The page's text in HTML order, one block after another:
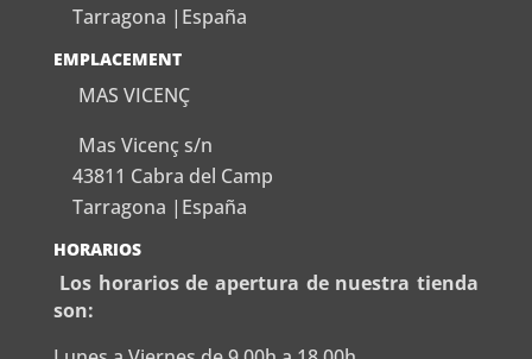
Tarragona |España
EMPLACEMENT
MAS VICENÇ
Mas Vicenç s/n
43811 Cabra del Camp
Tarragona |España
HORARIOS
Los horarios de apertura de nuestra tienda
son: